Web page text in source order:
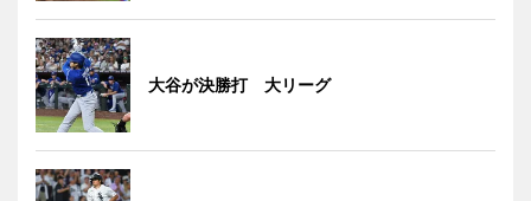
大谷が決勝打 大リーグ